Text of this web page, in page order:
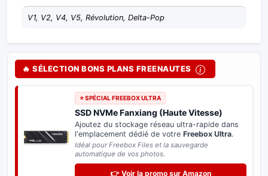
V1, V2, V4, V5, Révolution, Delta-Pop
🔥 SÉLECTION BONS PLANS FREENAUTES
⭐ SPÉCIAL FREEBOX ULTRA
SSD NVMe Fanxiang (Haute Vitesse)
Ajoutez du stockage réseau ultra-rapide dans
l'emplacement dédié de votre Freebox Ultra.
Idéal pour Freebox Files et la sauvegarde
automatique de vos photos.
👉 Voir la promo sur Amazon